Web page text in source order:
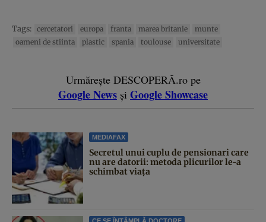
Tags: cercetatori europa franta marea britanie
munte
oameni de stiinta
plastic spania toulouse universitate
Urmărește DESCOPERĂ.ro pe
Google News și Google Showcase
MEDIAFAX
Secretul unui cuplu de pensionari care
nu are datorii: metoda plicurilor le-a
schimbat viața